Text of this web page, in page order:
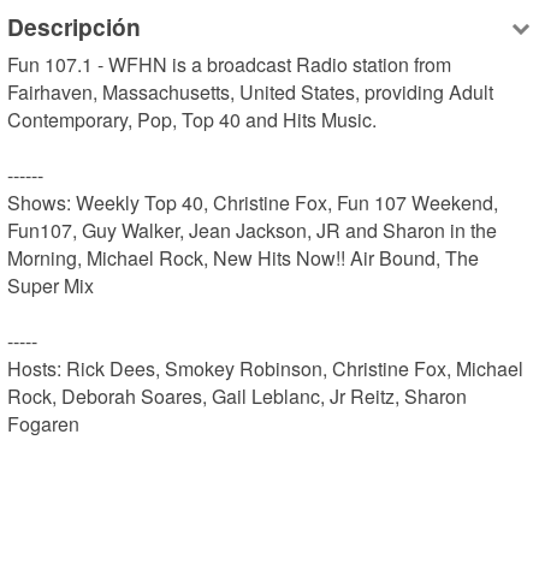
Descripción
Fun 107.1 - WFHN is a broadcast Radio station from
Fairhaven, Massachusetts, United States, providing Adult
Contemporary, Pop, Top 40 and Hits Music.
------
Shows: Weekly Top 40, Christine Fox, Fun 107 Weekend,
Fun107, Guy Walker, Jean Jackson, JR and Sharon in the
Morning, Michael Rock, New Hits Now!! Air Bound, The
Super Mix
-----
Hosts: Rick Dees, Smokey Robinson, Christine Fox, Michael
Rock, Deborah Soares, Gail Leblanc, Jr Reitz, Sharon
Fogaren